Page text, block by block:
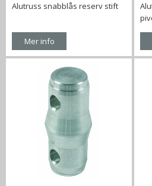
Alutruss snabblås reserv stift
Mer info